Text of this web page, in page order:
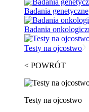
Badania genetyczne
Badania
Testy na ojcostwo
< POWRÓT
Testy na ojcostwo